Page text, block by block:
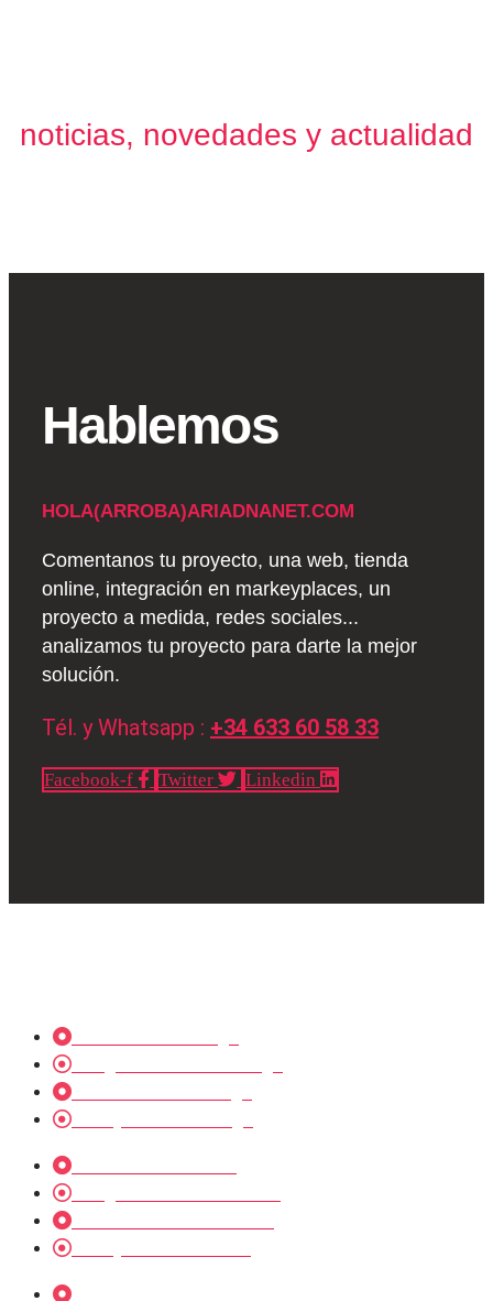
noticias, novedades y actualidad
Hablemos
HOLA(ARROBA)ARIADNANET.COM
Comentanos tu proyecto, una web, tienda
online, integración en markeyplaces, un
proyecto a medida, redes sociales...
analizamos tu proyecto para darte la mejor
solución.
Tél. y Whatsapp : +34 633 60 58 33
Facebook-f Twitter Linkedin